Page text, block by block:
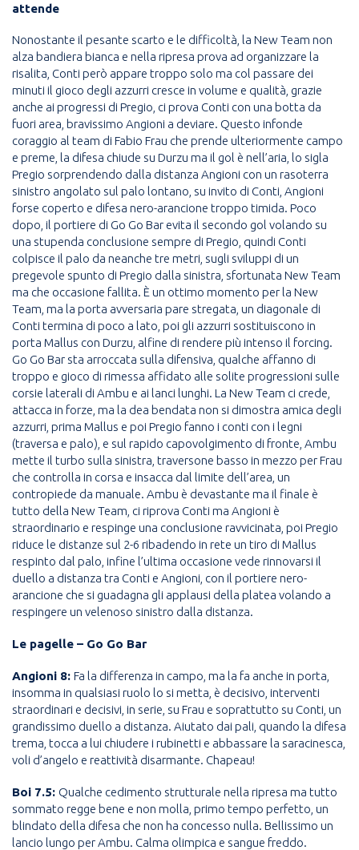
attende
Nonostante il pesante scarto e le difficoltà, la New Team non
alza bandiera bianca e nella ripresa prova ad organizzare la
risalita, Conti però appare troppo solo ma col passare dei
minuti il gioco degli azzurri cresce in volume e qualità, grazie
anche ai progressi di Pregio, ci prova Conti con una botta da
fuori area, bravissimo Angioni a deviare. Questo infonde
coraggio al team di Fabio Frau che prende ulteriormente campo
e preme, la difesa chiude su Durzu ma il gol è nell’aria, lo sigla
Pregio sorprendendo dalla distanza Angioni con un rasoterra
sinistro angolato sul palo lontano, su invito di Conti, Angioni
forse coperto e difesa nero-arancione troppo timida. Poco
dopo, il portiere di Go Go Bar evita il secondo gol volando su
una stupenda conclusione sempre di Pregio, quindi Conti
colpisce il palo da neanche tre metri, sugli sviluppi di un
pregevole spunto di Pregio dalla sinistra, sfortunata New Team
ma che occasione fallita. È un ottimo momento per la New
Team, ma la porta avversaria pare stregata, un diagonale di
Conti termina di poco a lato, poi gli azzurri sostituiscono in
porta Mallus con Durzu, alfine di rendere più intenso il forcing.
Go Go Bar sta arroccata sulla difensiva, qualche affanno di
troppo e gioco di rimessa affidato alle solite progressioni sulle
corsie laterali di Ambu e ai lanci lunghi. La New Team ci crede,
attacca in forze, ma la dea bendata non si dimostra amica degli
azzurri, prima Mallus e poi Pregio fanno i conti con i legni
(traversa e palo), e sul rapido capovolgimento di fronte, Ambu
mette il turbo sulla sinistra, traversone basso in mezzo per Frau
che controlla in corsa e insacca dal limite dell’area, un
contropiede da manuale. Ambu è devastante ma il finale è
tutto della New Team, ci riprova Conti ma Angioni è
straordinario e respinge una conclusione ravvicinata, poi Pregio
riduce le distanze sul 2-6 ribadendo in rete un tiro di Mallus
respinto dal palo, infine l’ultima occasione vede rinnovarsi il
duello a distanza tra Conti e Angioni, con il portiere nero-
arancione che si guadagna gli applausi della platea volando a
respingere un velenoso sinistro dalla distanza.
Le pagelle – Go Go Bar
Angioni 8: Fa la differenza in campo, ma la fa anche in porta,
insomma in qualsiasi ruolo lo si metta, è decisivo, interventi
straordinari e decisivi, in serie, su Frau e soprattutto su Conti, un
grandissimo duello a distanza. Aiutato dai pali, quando la difesa
trema, tocca a lui chiudere i rubinetti e abbassare la saracinesca,
voli d’angelo e reattività disarmante. Chapeau!
Boi 7.5: Qualche cedimento strutturale nella ripresa ma tutto
sommato regge bene e non molla, primo tempo perfetto, un
blindato della difesa che non ha concesso nulla. Bellissimo un
lancio lungo per Ambu. Calma olimpica e sangue freddo.